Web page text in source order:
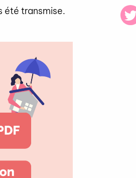
été transmise.